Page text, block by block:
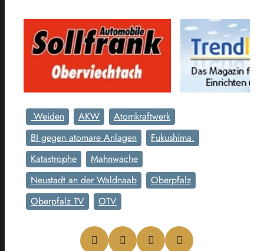
Weiden AKW
Atomkraftwerk
BI gegen atomare Anlagen
Fukushima.
Katastrophe
Mahnwache
Neustadt an der Waldnaab
Oberpfalz
Oberpfalz TV
OTV